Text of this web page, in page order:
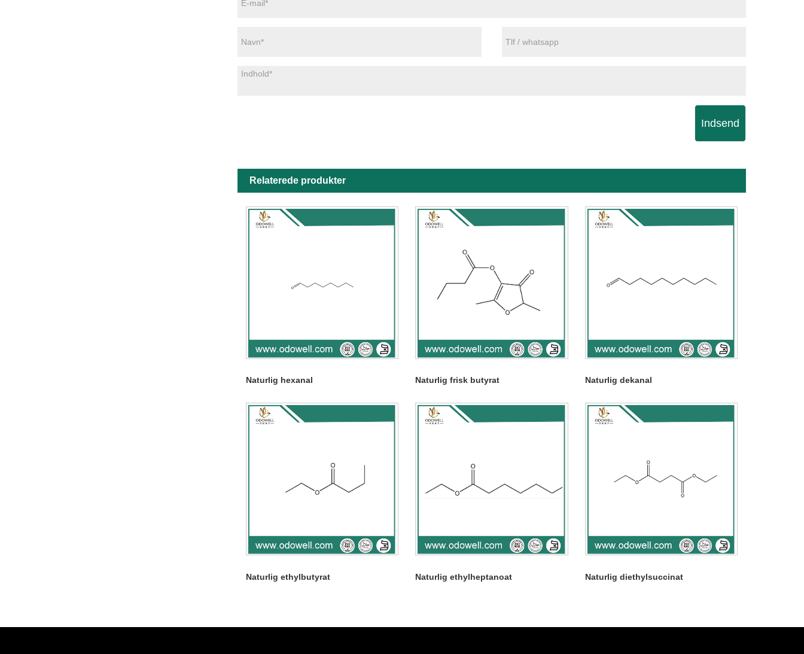
Indsend
Relaterede produkter
Naturlig hexanal Naturlig frisk butyrat Naturlig dekanal
Naturlig ethylbutyrat Naturlig ethylheptanoat Naturlig diethylsuccinat